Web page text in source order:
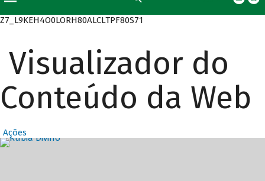
Z7_L9KEH4O0LORH80ALCLTPF80S71
Visualizador do
Conteúdo da Web
Ações
Destaques